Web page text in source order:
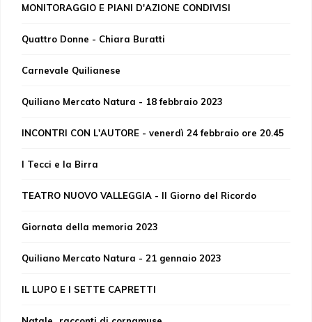
MONITORAGGIO E PIANI D'AZIONE CONDIVISI
Quattro Donne - Chiara Buratti
Carnevale Quilianese
Quiliano Mercato Natura - 18 febbraio 2023
INCONTRI CON L'AUTORE - venerdì 24 febbraio ore 20.45
I Tecci e la Birra
TEATRO NUOVO VALLEGGIA - Il Giorno del Ricordo
Giornata della memoria 2023
Quiliano Mercato Natura - 21 gennaio 2023
IL LUPO E I SETTE CAPRETTI